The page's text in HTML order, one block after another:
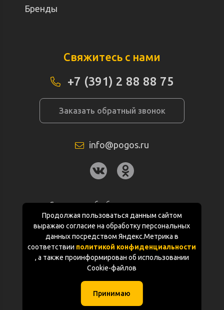
Продолжая пользоваться данным сайтом
выражаю согласие на обработку персональных
данных посредством Яндекс.Метрика в
соответствии политикой конфиденциальности
, а также проинформирован об использовании
Cookie-файлов
Принимаю
Бренды
Свяжитесь с нами
+7 (391) 2 88 88 75
Заказать обратный звонок
info@pogos.ru
Согласие на обработку персональных
данных
Политика конфиденциальности
Документация
(с) «POGOS.ru» 2010-2026 (ИП Чивчян М.Р.)